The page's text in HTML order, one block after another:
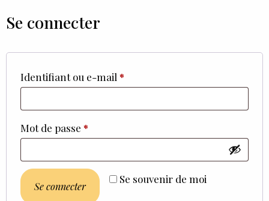
Se connecter
Identifiant ou e-mail *
Mot de passe *
Se souvenir de moi
Se connecter